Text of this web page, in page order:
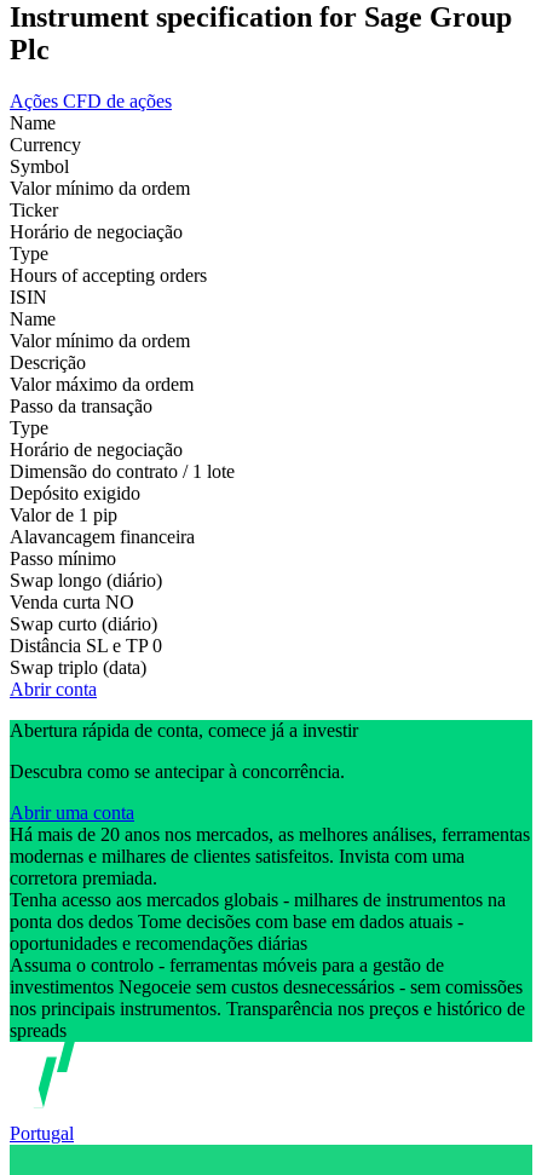
Instrument specification for Sage Group
Plc
Ações CFD de ações
Name
Currency
Symbol
Valor mínimo da ordem
Ticker
Horário de negociação
Type
Hours of accepting orders
ISIN
Name
Valor mínimo da ordem
Descrição
Valor máximo da ordem
Passo da transação
Type
Horário de negociação
Dimensão do contrato / 1 lote
Depósito exigido
Valor de 1 pip
Alavancagem financeira
Passo mínimo
Swap longo (diário)
Venda curta NO
Swap curto (diário)
Distância SL e TP 0
Swap triplo (data)
Abrir conta
Abertura rápida de conta, comece já a investir
Descubra como se antecipar à concorrência.
Abrir uma conta
Há mais de 20 anos nos mercados, as melhores análises, ferramentas
modernas e milhares de clientes satisfeitos. Invista com uma
corretora premiada.
Tenha acesso aos mercados globais - milhares de instrumentos na
ponta dos dedos Tome decisões com base em dados atuais -
oportunidades e recomendações diárias
Assuma o controlo - ferramentas móveis para a gestão de
investimentos Negoceie sem custos desnecessários - sem comissões
nos principais instrumentos. Transparência nos preços e histórico de
spreads
Portugal